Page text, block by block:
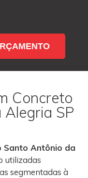
Concreto
SP
Santo Antônio da
utilizadas
segmentadas à